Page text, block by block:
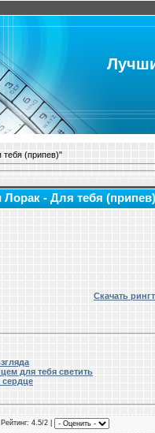
тебя (припев)"
Лорак - Для тебя
Скачать
для тебя светить
Рейтинг: 4.5/2 |